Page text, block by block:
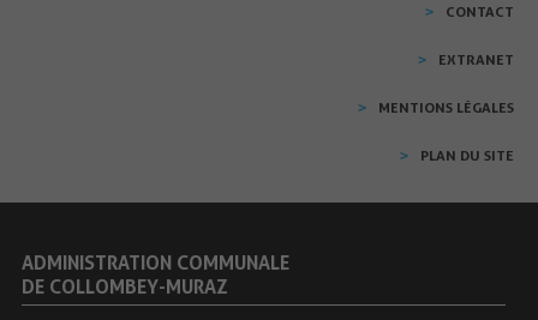
CONTACT
EXTRANET
MENTIONS LÉGALES
PLAN DU SITE
ADMINISTRATION COMMUNALE
DE COLLOMBEY-MURAZ